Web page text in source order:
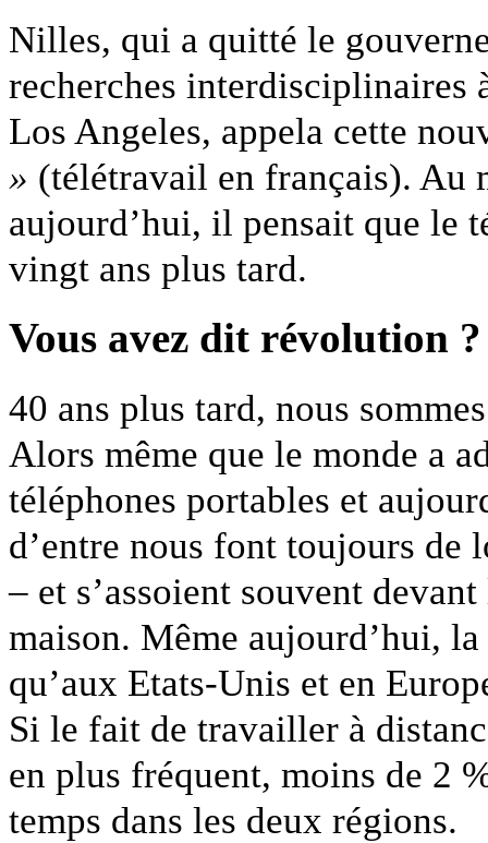
Nilles, qui a quitté le
recherches interdisciplinaires
Los Angeles, appela cette
» (télétravail en français). Au
aujourd’hui, il pensait que le
vingt ans plus tard.
Vous avez dit révolution ?
40 ans plus tard, nous
Alors même que le monde a
téléphones portables et
d’entre nous font toujours de
– et s’assoient souvent
maison. Même aujourd’hui,
qu’aux Etats-Unis et en
Si le fait de travailler à
en plus fréquent, moins de 2
temps dans les deux régions.